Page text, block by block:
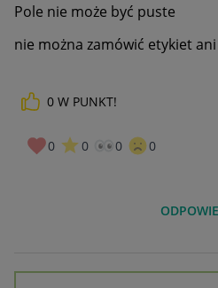
Pole nie może być puste
nie można zamówić etykiet
0 W PUNKT!
0 0 0 0